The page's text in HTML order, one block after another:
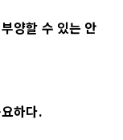
양할 수 있는 안
하다.